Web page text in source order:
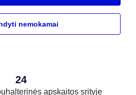
nemokamai
24
apskaitos srityje